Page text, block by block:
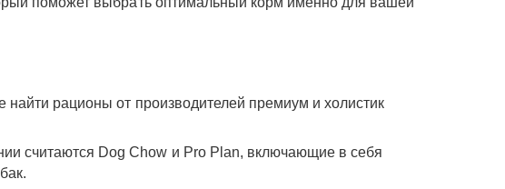
рационы от производителей премиум и холистик
считаются Dog Chow и Pro Plan, включающие в себя